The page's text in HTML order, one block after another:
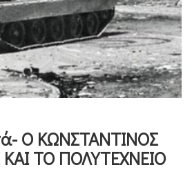
Ο ΚΩΝΣΤΑΝΤΙΝΟΣ
ΤΟ ΠΟΛΥΤΕΧΝΕΙΟ